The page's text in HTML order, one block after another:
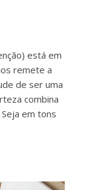
está em
remete a
de ser uma
combina
em tons